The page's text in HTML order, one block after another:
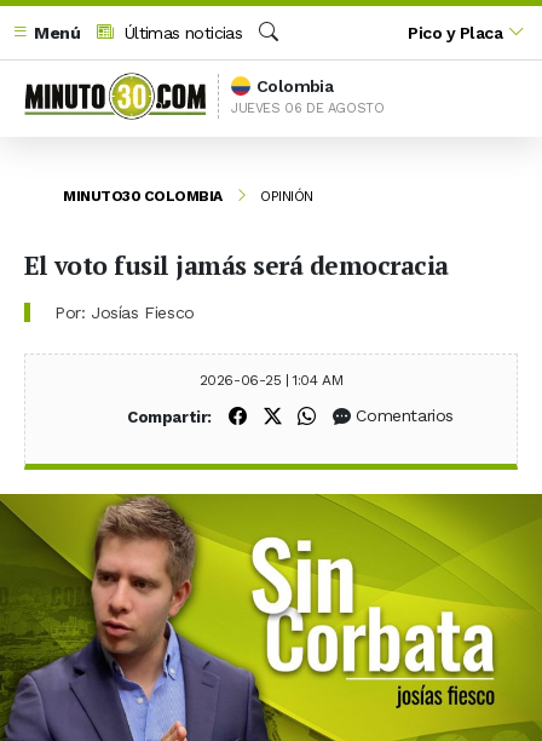
Menú
Últimas noticias
Buscar
Pico y Placa
Colombia
JUEVES 06 DE AGOSTO
MINUTO30 COLOMBIA OPINIÓN
El voto fusil jamás será democracia
Por: Josías Fiesco
2026-06-25 | 1:04 AM
Compartir: Compartir en Facebook
Compartir en X (Twitter)
Compartir en WhatsApp
Comentarios